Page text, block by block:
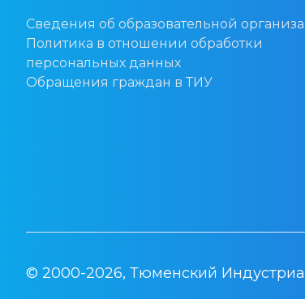
Сведения об образовательной
Политика в отношении обработки
персональных данных
Обращения граждан в ТИУ
© 2000-2026, Тюменский